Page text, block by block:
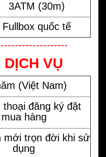
3ATM (30m)
Fullbox quốc tế
DỊCH VỤ
(Việt Nam)
thoại đăng ký đặt
mua hàng
mới trọn đời khi sử
dụng